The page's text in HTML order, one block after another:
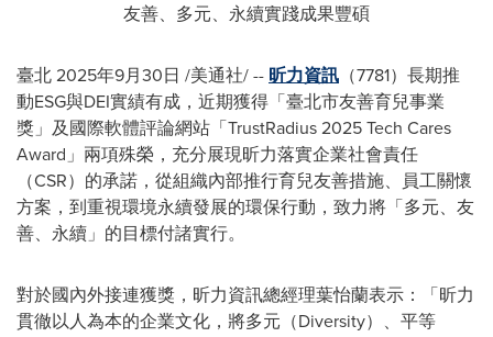
友善、多元、永續實踐成果豐碩
臺北2025年9月30日 /美通社/ -- 昕力資訊 （7781）長期推
動ESG與DEI實績有成，近期獲得「臺北市友善育兒事業
獎」及國際軟體評論網站「TrustRadius 2025 Tech Cares
Award」兩項殊榮，充分展現昕力落實企業社會責任
（CSR）的承諾，從組織內部推行育兒友善措施、員工關懷
方案，到重視環境永續發展的環保行動，致力將「多元、友
善、永續」的目標付諸實行。
對於國內外接連獲獎，昕力資訊總經理葉怡蘭表示：「昕力
貫徹以人為本的企業文化，將多元（Diversity）、平等